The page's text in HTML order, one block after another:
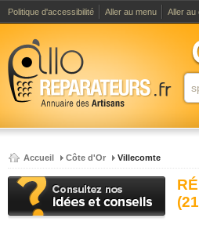
Politique d'accessibilité Aller au menu Aller au
Accueil Côte d'Or Villecomte